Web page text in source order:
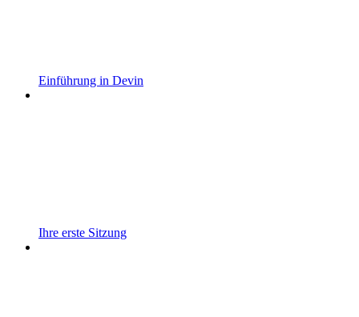
Einführung in Devin
Ihre erste Sitzung